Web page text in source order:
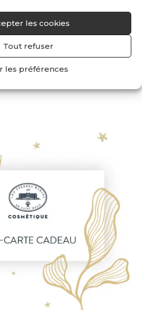
les cookies
Tout refuser
les préférences